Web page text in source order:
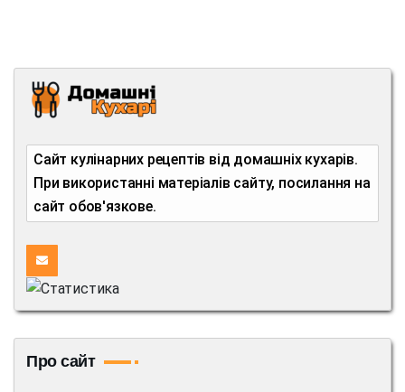
Сайт кулінарних рецептів від домашніх кухарів.
При використанні матеріалів сайту, посилання на
сайт обов'язкове.
Про сайт